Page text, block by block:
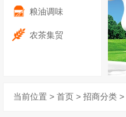
粮油调味
农茶集贸
当前位置 > 首页 > 招商分类 >